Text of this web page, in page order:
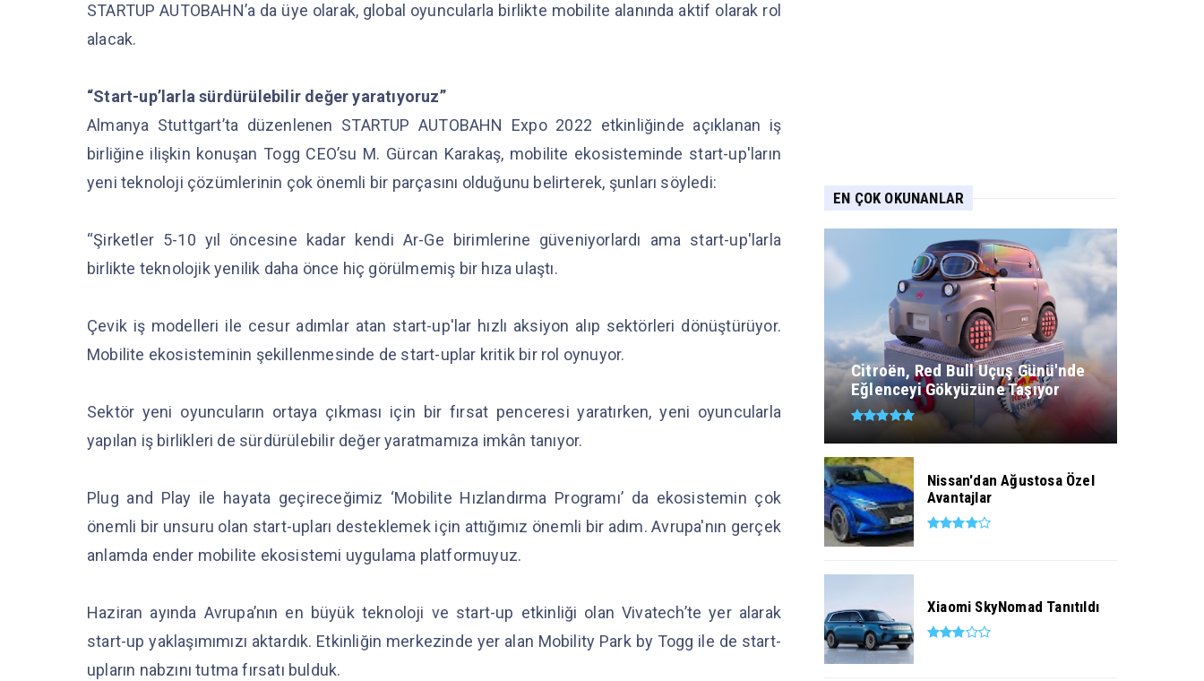
STARTUP AUTOBAHN’a da üye olarak, global oyuncularla birlikte mobilite alanında aktif olarak rol
alacak.
“Start-up’larla sürdürülebilir değer yaratıyoruz”
Almanya Stuttgart’ta düzenlenen STARTUP AUTOBAHN Expo 2022 etkinliğinde açıklanan iş
birliğine ilişkin konuşan Togg CEO’su M. Gürcan Karakaş, mobilite ekosisteminde start-up'ların
yeni teknoloji çözümlerinin çok önemli bir parçasını olduğunu belirterek, şunları söyledi:
“Şirketler 5-10 yıl öncesine kadar kendi Ar-Ge birimlerine güveniyorlardı ama start-up'larla
birlikte teknolojik yenilik daha önce hiç görülmemiş bir hıza ulaştı.
Çevik iş modelleri ile cesur adımlar atan start-up'lar hızlı aksiyon alıp sektörleri dönüştürüyor.
Mobilite ekosisteminin şekillenmesinde de start-uplar kritik bir rol oynuyor.
Sektör yeni oyuncuların ortaya çıkması için bir fırsat penceresi yaratırken, yeni oyuncularla
yapılan iş birlikleri de sürdürülebilir değer yaratmamıza imkân tanıyor.
Plug and Play ile hayata geçireceğimiz ‘Mobilite Hızlandırma Programı’ da ekosistemin çok
önemli bir unsuru olan start-upları desteklemek için attığımız önemli bir adım. Avrupa'nın gerçek
anlamda ender mobilite ekosistemi uygulama platformuyuz.
Haziran ayında Avrupa’nın en büyük teknoloji ve start-up etkinliği olan Vivatech’te yer alarak
start-up yaklaşımımızı aktardık. Etkinliğin merkezinde yer alan Mobility Park by Togg ile de start-
upların nabzını tutma fırsatı bulduk.
EN ÇOK OKUNANLAR
Citroën, Red Bull Uçuş Günü'nde
Eğlenceyi Gökyüzüne Taşıyor
Nissan'dan Ağustosa Özel
Avantajlar
Xiaomi SkyNomad Tanıtıldı